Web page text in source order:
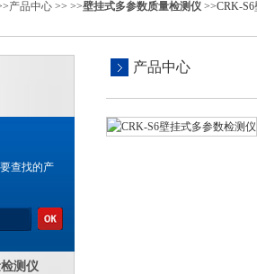
产品中心 >> >>壁挂式多参数质量检测仪 >>CRK-
查找的产
测仪
产品中心